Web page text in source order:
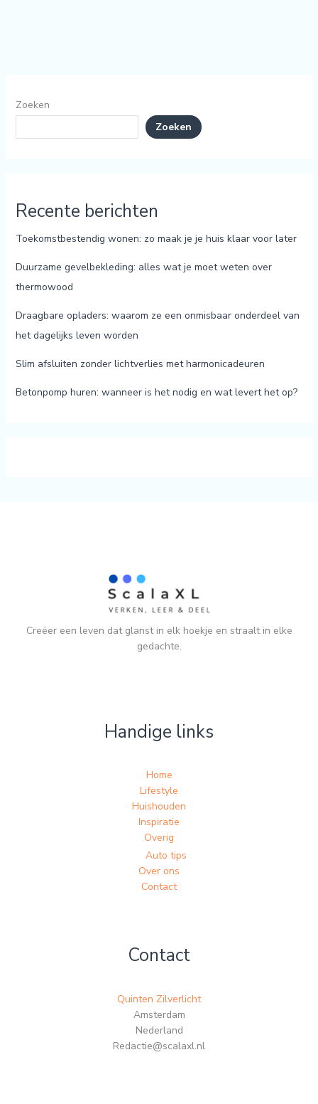
Zoeken
Zoeken
Recente berichten
Toekomstbestendig wonen: zo maak je je huis klaar voor later
Duurzame gevelbekleding: alles wat je moet weten over
thermowood
Draagbare opladers: waarom ze een onmisbaar onderdeel van
het dagelijks leven worden
Slim afsluiten zonder lichtverlies met harmonicadeuren
Betonpomp huren: wanneer is het nodig en wat levert het op?
Creëer een leven dat glanst in elk hoekje en straalt in elke
gedachte.
Handige links
Home
Lifestyle
Huishouden
Inspiratie
Overig
Auto tips
Over ons
Contact
Contact
Quinten Zilverlicht
Amsterdam
Nederland
Redactie@scalaxl.nl